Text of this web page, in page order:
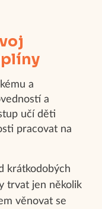
a
a
učí děti
pracovat na
krátkodobých
trvat jen několik
věnovat se